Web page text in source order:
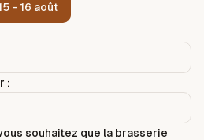
- 16 août
:
souhaitez que la brasserie